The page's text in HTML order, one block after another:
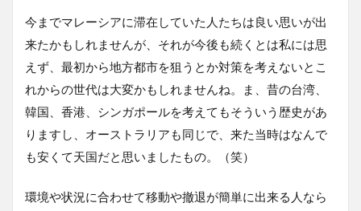
今までマレーシアに滞在していた人たちは良い思いが出
来たかもしれませんが、それが今後も続くとは私には思
えず、最初から地方都市を狙うとか対策を考えないとこ
れからの世代は大変かもしれませんね。ま、昔の台湾、
韓国、香港、シンガポールを考えてもそういう歴史があ
りますし、オーストラリアも同じで、来た当時はなんで
も安くて天国だと思いましたもの。（笑）
環境や状況に合わせて移動や撤退が簡単に出来る人なら